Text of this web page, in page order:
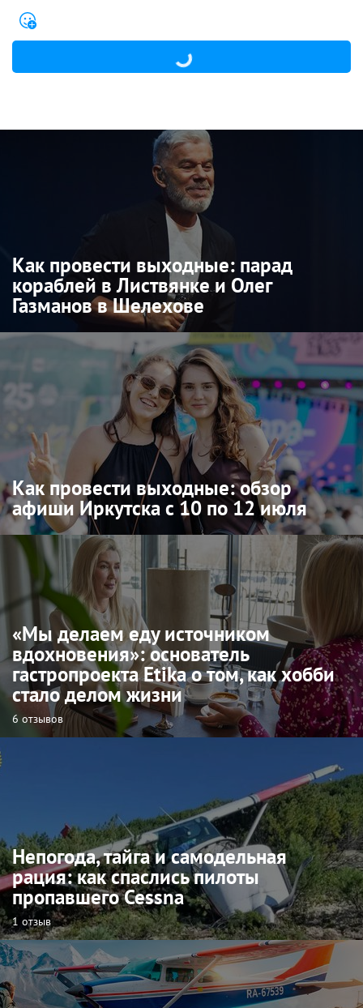
Как провести выходные: парад
кораблей в Листвянке и Олег
Газманов в Шелехове
Как провести выходные: обзор
афиши Иркутска с 10 по 12 июля
«Мы делаем еду источником
вдохновения»: основатель
гастропроекта Etika о том, как хобби
стало делом жизни
6 отзывов
Непогода, тайга и самодельная
рация: как спаслись пилоты
пропавшего Cessna
1 отзыв